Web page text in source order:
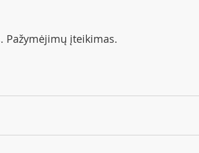
Pažymėjimų įteikimas.